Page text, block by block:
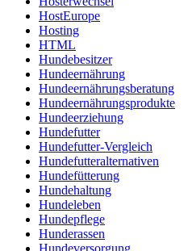
HostEurope
Hosting
HTML
Hundebesitzer
Hundeernährung
Hundeernährungsberatung
Hundeernährungsprodukte
Hundeerziehung
Hundefutter
Hundefutter-Vergleich
Hundefutteralternativen
Hundefütterung
Hundehaltung
Hundeleben
Hundepflege
Hunderassen